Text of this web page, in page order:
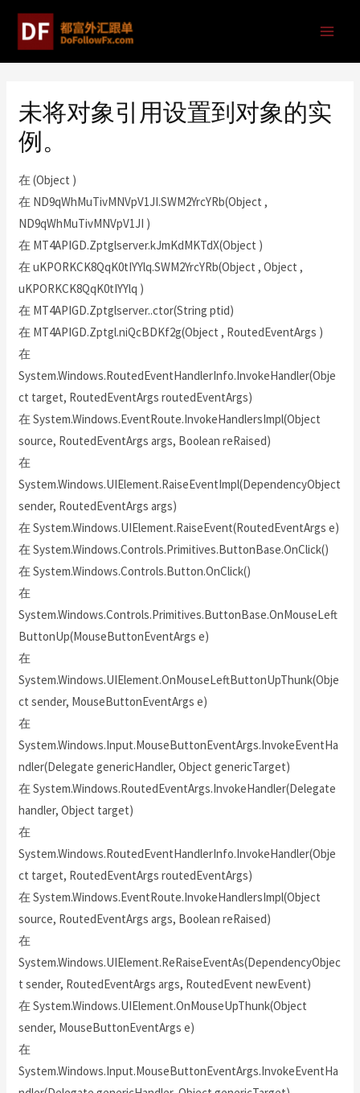
未将对象引用设置到对象的实
例。
在 (Object )
在 ND9qWhMuTivMNVpV1JI.SWM2YrcYRb(Object ,
ND9qWhMuTivMNVpV1JI )
在 MT4APIGD.Zptglserver.kJmKdMKTdX(Object )
在 uKPORKCK8QqK0tIYYlq.SWM2YrcYRb(Object , Object ,
uKPORKCK8QqK0tIYYlq )
在 MT4APIGD.Zptglserver..ctor(String ptid)
在 MT4APIGD.Zptgl.niQcBDKf2g(Object , RoutedEventArgs )
在
System.Windows.RoutedEventHandlerInfo.InvokeHandler(Obje
ct target, RoutedEventArgs routedEventArgs)
在 System.Windows.EventRoute.InvokeHandlersImpl(Object
source, RoutedEventArgs args, Boolean reRaised)
在
System.Windows.UIElement.RaiseEventImpl(DependencyObject
sender, RoutedEventArgs args)
在 System.Windows.UIElement.RaiseEvent(RoutedEventArgs e)
在 System.Windows.Controls.Primitives.ButtonBase.OnClick()
在 System.Windows.Controls.Button.OnClick()
在
System.Windows.Controls.Primitives.ButtonBase.OnMouseLeft
ButtonUp(MouseButtonEventArgs e)
在
System.Windows.UIElement.OnMouseLeftButtonUpThunk(Obje
ct sender, MouseButtonEventArgs e)
在
System.Windows.Input.MouseButtonEventArgs.InvokeEventHa
ndler(Delegate genericHandler, Object genericTarget)
在 System.Windows.RoutedEventArgs.InvokeHandler(Delegate
handler, Object target)
在
System.Windows.RoutedEventHandlerInfo.InvokeHandler(Obje
ct target, RoutedEventArgs routedEventArgs)
在 System.Windows.EventRoute.InvokeHandlersImpl(Object
source, RoutedEventArgs args, Boolean reRaised)
在
System.Windows.UIElement.ReRaiseEventAs(DependencyObjec
t sender, RoutedEventArgs args, RoutedEvent newEvent)
在 System.Windows.UIElement.OnMouseUpThunk(Object
sender, MouseButtonEventArgs e)
在
System.Windows.Input.MouseButtonEventArgs.InvokeEventHa